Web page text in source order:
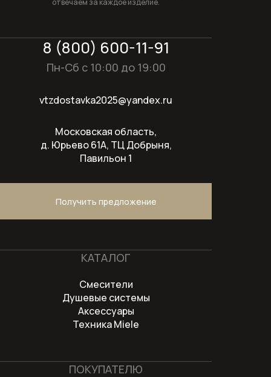
отвечаем за каждое изделие.
КАТАЛОГ
Смесители
Душевые системы
Аксессуары
Техника Miele
ПОКУПАТЕЛЮ
8 (800) 600-11-91
Пн-Сб с 10:00 до 19:00
vtzdostavka2025@yandex.ru
Московская область,
д. Юрьево 61А, ТЦ Добрыня,
Павильон 1
Получить предложение